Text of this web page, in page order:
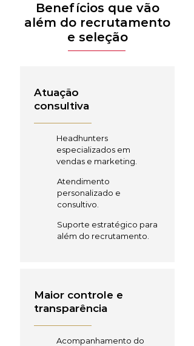
Benefícios que vão
além do recrutamento
e seleção
Atuação
consultiva
Headhunters
especializados em
vendas e marketing.
Atendimento
personalizado e
consultivo.
Suporte estratégico para
além do recrutamento.
Maior controle e
transparência
Acompanhamento do